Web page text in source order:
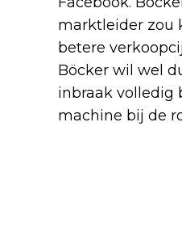
marktleider zou
betere
Böcker wil wel
inbraak volledig
machine bij de